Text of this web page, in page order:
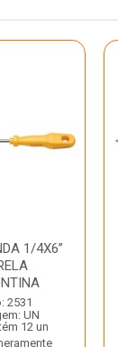
1/4X6”
2531
UN
12 un